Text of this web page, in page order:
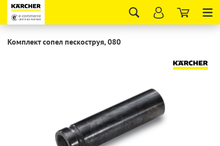
Комплект сопел пескоструя, 080